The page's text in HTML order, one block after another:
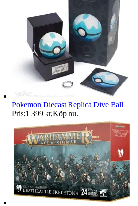
Pokemon Diecast Replica Dive Ball
Pris:1 399 kr,Köp nu.